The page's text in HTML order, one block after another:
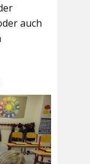
auch